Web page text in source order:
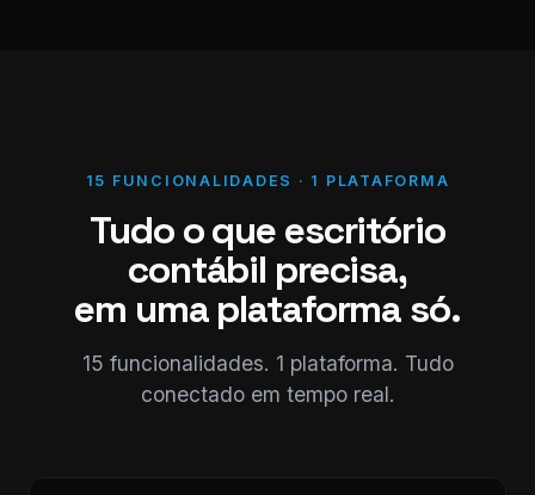
15 FUNCIONALIDADES · 1 PLATAFORMA
Tudo o que escritório
contábil precisa,
em uma plataforma só.
15 funcionalidades. 1 plataforma. Tudo
conectado em tempo real.